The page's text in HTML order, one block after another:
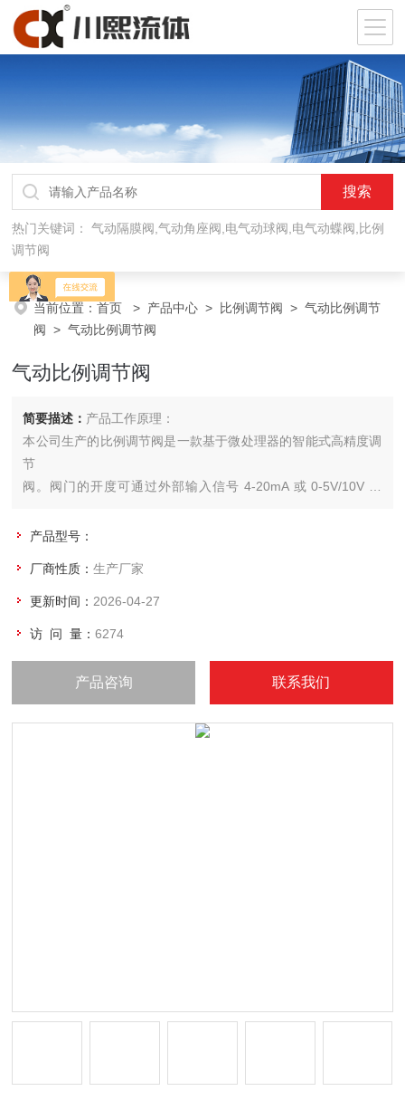
热门关键词：气动隔膜阀,气动角座阀,电气动球阀,电气动蝶阀,比例
调节阀
当前位置：首页 > 产品中心 > 比例调节阀 >气动比例调节
阀 > 气动比例调节阀
气动比例调节阀
简要描述： 产品工作原理：
本公司生产的比例调节阀是一款基于微处理器的智能式高精度调
节
阀。阀门的开度可通过外部输入信号 4-20mA 或 0-5V/10V 设
器运用自动控制算法和微处理器的数字输出来对模拟电路进行控
的一种非常有效的技术，快速而准确地实现阀门的开度调节，从
而来
产品型号：
厂商性质：生产厂家
更新时间： 2026-04-27
访 问 量：6274
产品咨询 联系我们